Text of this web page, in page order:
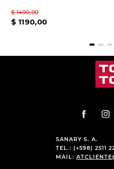
$ 1490,00
$ 1190,00
SANARY S. A.
MAIL:
CATEGORÍAS